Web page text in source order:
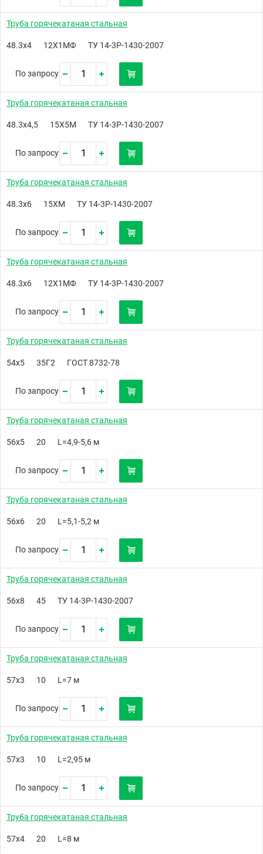
Труба горячекатаная стальная
48.3х4 12Х1МФ ТУ 14-3Р-1430-2007
По запросу
Труба горячекатаная стальная
48.3х4,5 15Х5М ТУ 14-3Р-1430-2007
По запросу
Труба горячекатаная стальная
48.3х6 15ХМ ТУ 14-3Р-1430-2007
По запросу
Труба горячекатаная стальная
48.3х6 12Х1МФ ТУ 14-3Р-1430-2007
По запросу
Труба горячекатаная стальная
54х5 35Г2 ГОСТ 8732-78
По запросу
Труба горячекатаная стальная
56х5 20 L=4,9-5,6 м
По запросу
Труба горячекатаная стальная
56х6 20 L=5,1-5,2 м
По запросу
Труба горячекатаная стальная
56х8 45 ТУ 14-3Р-1430-2007
По запросу
Труба горячекатаная стальная
57х3 10 L=7 м
По запросу
Труба горячекатаная стальная
57х3 10 L=2,95 м
По запросу
Труба горячекатаная стальная
57х4 20 L=8 м